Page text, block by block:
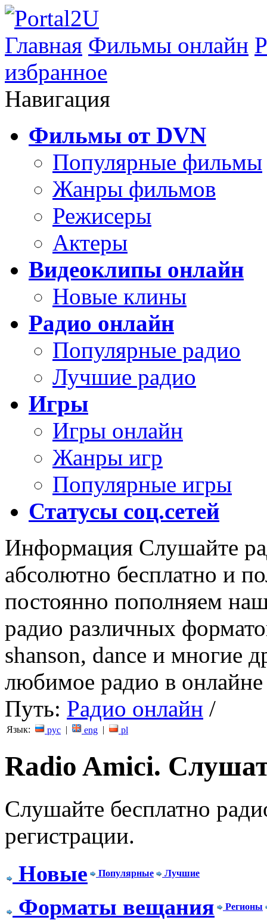
Главная Фильмы онлайн
избранное
Навигация
Фильмы от DVN
Популярные фильмы
Жанры фильмов
Режисеры
Актеры
Видеоклипы онлайн
Новые клины
Радио онлайн
Популярные радио
Лучшие радио
Игры
Игры онлайн
Жанры игр
Популярные игры
Статусы соц.сетей
Информация Слушайте
абсолютно бесплатно и
постоянно пополняем
радио различных
shanson, dance и многие
любимое радио в
Путь: Радио онлайн /
Язык: рус | eng | pl
Radio Amici.
Слушайте бесплатно
регистрации.
Новые Популярные Лучшие
Форматы вещания Регионы